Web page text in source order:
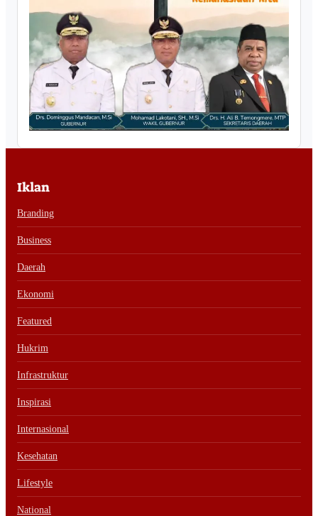
Iklan
Branding
Business
Daerah
Ekonomi
Featured
Hukrim
Infrastruktur
Inspirasi
Internasional
Kesehatan
Lifestyle
National